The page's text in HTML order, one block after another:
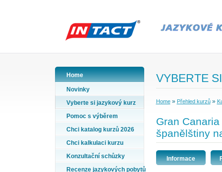
Home
Novinky
Vyberte si jazykový kurz
Pomoc s výběrem
Chci katalog kurzů 2026
Chci kalkulaci kurzu
Konzultační schůzky
Recenze jazykových pobytů
VYBERTE
Home» Přehled kurzů»
Gran
španělštiny
Informace